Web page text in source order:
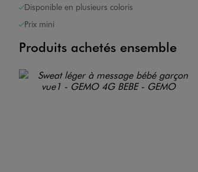
Disponible en plusieurs coloris
Prix mini
Produits achetés ensemble